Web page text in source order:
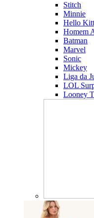
Stitch
Minnie
Hello
Homem
Batman
Marvel
Sonic
Mickey
Liga da
LOL
Looney